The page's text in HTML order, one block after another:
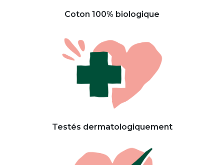
Coton 100% biologique​
Testés dermatologiquement​